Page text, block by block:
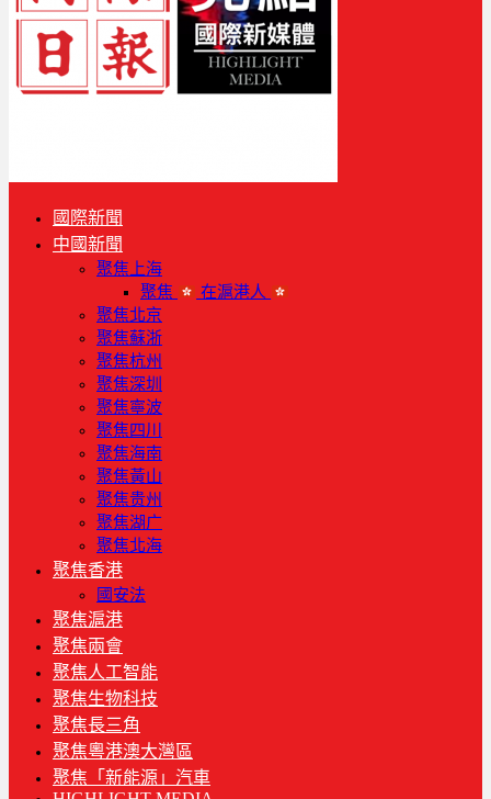
國際新聞
中國新聞
聚焦上海
聚焦
在滬港人
聚焦北京
聚焦蘇浙
聚焦杭州
聚焦深圳
聚焦寧波
聚焦四川
聚焦海南
聚焦黃山
聚焦贵州
聚焦湖广
聚焦北海
聚焦香港
國安法
聚焦滬港
聚焦兩會
聚焦人工智能
聚焦生物科技
聚焦長三角
聚焦粵港澳大灣區
聚焦「新能源」汽車